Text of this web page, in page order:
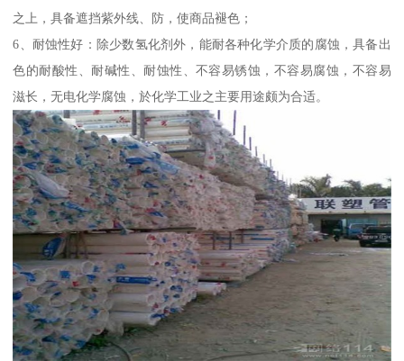
之上，具备遮挡紫外线、防，使商品褪色；
6、耐蚀性好：除少数氢化剂外，能耐各种化学介质的腐蚀，具备出
色的耐酸性、耐碱性、耐蚀性、不容易锈蚀，不容易腐蚀，不容易
滋长，无电化学腐蚀，於化学工业之主要用途颇为合适。